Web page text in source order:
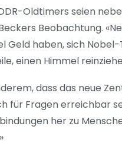
Oldtimers seien
Beobachtung.
Geld haben, sich
einen Himmel
dass das neue
für Fragen erreichbar
her zu